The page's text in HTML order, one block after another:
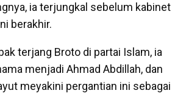
ia terjungkal sebelum kabinet
berakhir.
terjang Broto di partai Islam, ia
menjadi Ahmad Abdillah, dan
meyakini pergantian ini sebagai